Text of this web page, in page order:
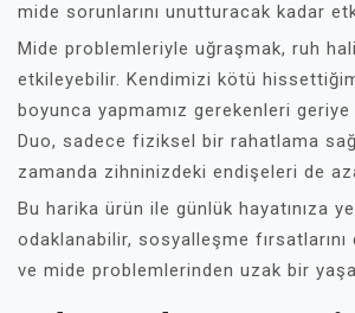
mide sorunlarını unutturacak kadar
Mide problemleriyle uğraşmak, ruh
etkileyebilir. Kendimizi kötü
boyunca yapmamız gerekenleri
Duo, sadece fiziksel bir rahatlama
zamanda zihninizdeki endişeleri de
Bu harika ürün ile günlük hayatınıza
odaklanabilir, sosyalleşme
ve mide problemlerinden uzak bir